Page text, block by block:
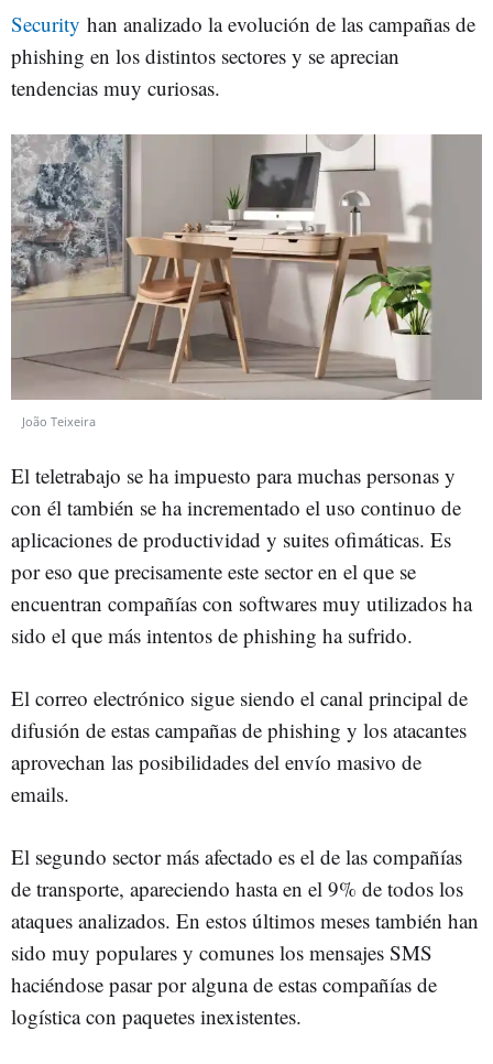
Security han analizado la evolución de las campañas de
phishing en los distintos sectores y se aprecian
tendencias muy curiosas.
João Teixeira
El teletrabajo se ha impuesto para muchas personas y
con él también se ha incrementado el uso continuo de
aplicaciones de productividad y suites ofimáticas. Es
por eso que precisamente este sector en el que se
encuentran compañías con softwares muy utilizados ha
sido el que más intentos de phishing ha sufrido.
El correo electrónico sigue siendo el canal principal de
difusión de estas campañas de phishing y los atacantes
aprovechan las posibilidades del envío masivo de
emails.
El segundo sector más afectado es el de las compañías
de transporte, apareciendo hasta en el 9% de todos los
ataques analizados. En estos últimos meses también han
sido muy populares y comunes los mensajes SMS
haciéndose pasar por alguna de estas compañías de
logística con paquetes inexistentes.